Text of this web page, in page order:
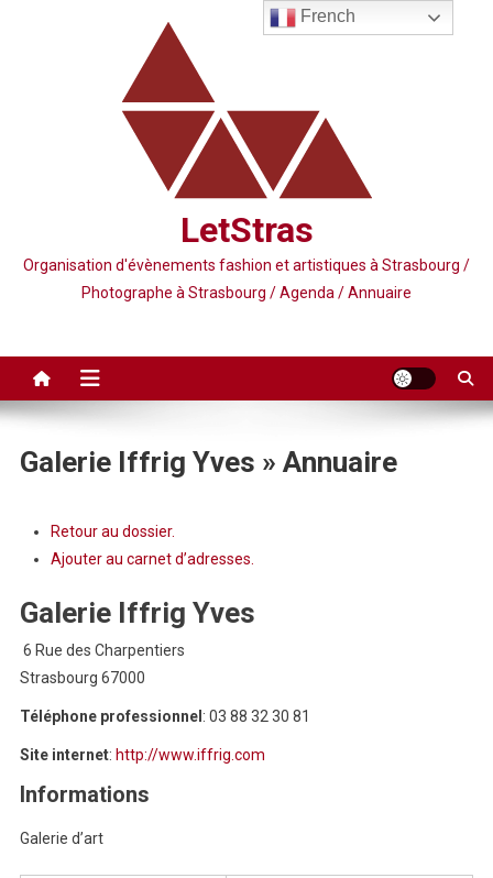
LetStras
Organisation d'évènements fashion et artistiques à Strasbourg /
Photographe à Strasbourg / Agenda / Annuaire
Galerie Iffrig Yves » Annuaire
Retour au dossier.
Ajouter au carnet d’adresses.
Galerie Iffrig Yves
6 Rue des Charpentiers
Strasbourg 67000
Téléphone professionnel : 03 88 32 30 81
Site internet: http://www.iffrig.com
Informations
Galerie d’art
French